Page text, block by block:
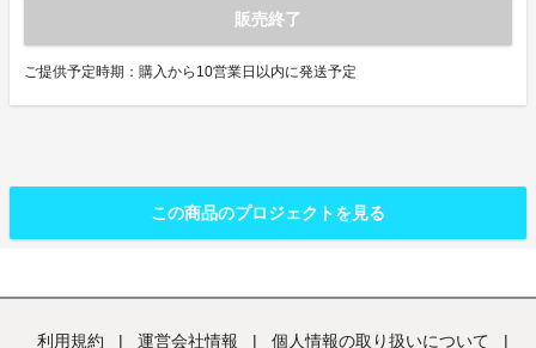
販売終了
ご提供予定時期：購入から10営業日以内に発送予定
この商品のプロジェクトを見る
利用規約 | 運営会社情報 | 個人情報の取り扱いについて |